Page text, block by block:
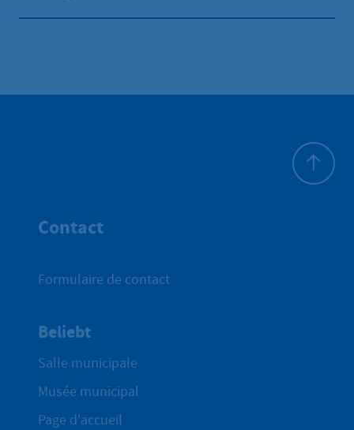
Contact
Formulaire de contact
Beliebt
Salle municipale
Musée municipal
Page d'accueil